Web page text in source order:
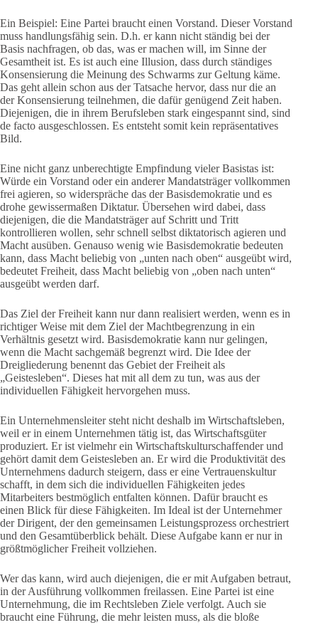
Ein Beispiel: Eine Partei braucht einen Vorstand. Dieser Vorstand
muss handlungsfähig sein. D.h. er kann nicht ständig bei der
Basis nachfragen, ob das, was er machen will, im Sinne der
Gesamtheit ist. Es ist auch eine Illusion, dass durch ständiges
Konsensierung die Meinung des Schwarms zur Geltung käme.
Das geht allein schon aus der Tatsache hervor, dass nur die an
der Konsensierung teilnehmen, die dafür genügend Zeit haben.
Diejenigen, die in ihrem Berufsleben stark eingespannt sind, sind
de facto ausgeschlossen. Es entsteht somit kein repräsentatives
Bild.
Eine nicht ganz unberechtigte Empfindung vieler Basistas ist:
Würde ein Vorstand oder ein anderer Mandatsträger vollkommen
frei agieren, so widerspräche das der Basisdemokratie und es
drohe gewissermaßen Diktatur. Übersehen wird dabei, dass
diejenigen, die die Mandatsträger auf Schritt und Tritt
kontrollieren wollen, sehr schnell selbst diktatorisch agieren und
Macht ausüben. Genauso wenig wie Basisdemokratie bedeuten
kann, dass Macht beliebig von „unten nach oben“ ausgeübt wird,
bedeutet Freiheit, dass Macht beliebig von „oben nach unten“
ausgeübt werden darf.
Das Ziel der Freiheit kann nur dann realisiert werden, wenn es in
richtiger Weise mit dem Ziel der Machtbegrenzung in ein
Verhältnis gesetzt wird. Basisdemokratie kann nur gelingen,
wenn die Macht sachgemäß begrenzt wird. Die Idee der
Dreigliederung benennt das Gebiet der Freiheit als
„Geistesleben“. Dieses hat mit all dem zu tun, was aus der
individuellen Fähigkeit hervorgehen muss.
Ein Unternehmensleiter steht nicht deshalb im Wirtschaftsleben,
weil er in einem Unternehmen tätig ist, das Wirtschaftsgüter
produziert. Er ist vielmehr ein Wirtschaftskulturschaffender und
gehört damit dem Geistesleben an. Er wird die Produktivität des
Unternehmens dadurch steigern, dass er eine Vertrauenskultur
schafft, in dem sich die individuellen Fähigkeiten jedes
Mitarbeiters bestmöglich entfalten können. Dafür braucht es
einen Blick für diese Fähigkeiten. Im Ideal ist der Unternehmer
der Dirigent, der den gemeinsamen Leistungsprozess orchestriert
und den Gesamtüberblick behält. Diese Aufgabe kann er nur in
größtmöglicher Freiheit vollziehen.
Wer das kann, wird auch diejenigen, die er mit Aufgaben betraut,
in der Ausführung vollkommen freilassen. Eine Partei ist eine
Unternehmung, die im Rechtsleben Ziele verfolgt. Auch sie
braucht eine Führung, die mehr leisten muss, als die bloße